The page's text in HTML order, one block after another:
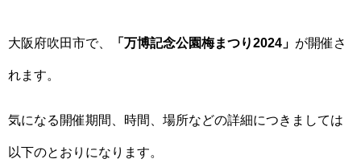
大阪府吹田市で、 「万博記念公園梅まつり2024」 が開催さ
れます。
気になる開催期間、時間、場所などの詳細につきましては
以下のとおりになります。